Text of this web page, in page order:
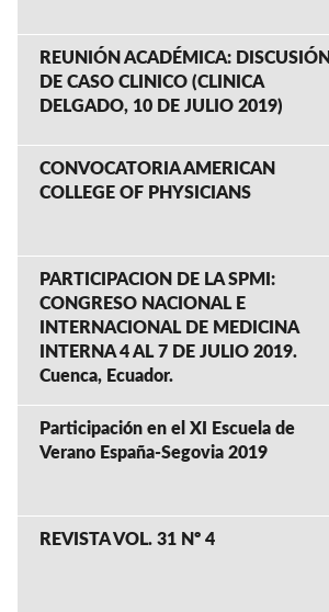
REUNIÓN ACADÉMICA: DISCUSIÓN
DE CASO CLINICO (CLINICA
DELGADO, 10 DE JULIO 2019)
CONVOCATORIA AMERICAN
COLLEGE OF PHYSICIANS
PARTICIPACION DE LA SPMI:
CONGRESO NACIONAL E
INTERNACIONAL DE MEDICINA
INTERNA 4 AL 7 DE JULIO 2019.
Cuenca, Ecuador.
Participación en el XI Escuela de
Verano España-Segovia 2019
REVISTA VOL. 31 Nº 4